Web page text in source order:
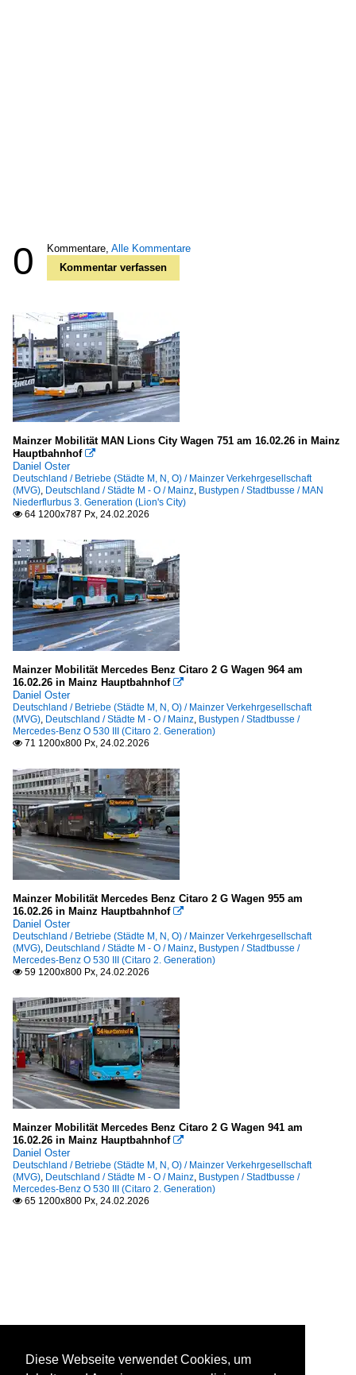
0 Kommentare, Alle Kommentare
Kommentar verfassen
Mainzer Mobilität MAN Lions City Wagen 751 am 16.02.26 in Mainz
Hauptbahnhof 
Daniel Oster
Deutschland / Betriebe (Städte M, N, O) / Mainzer Verkehrgesellschaft
(MVG), Deutschland / Städte M - O / Mainz, Bustypen / Stadtbusse / MAN
Niederflurbus 3. Generation (Lion's City)
 64 1200x787 Px, 24.02.2026
Mainzer Mobilität Mercedes Benz Citaro 2 G Wagen 964 am
16.02.26 in Mainz Hauptbahnhof 
Daniel Oster
Deutschland / Betriebe (Städte M, N, O) / Mainzer Verkehrgesellschaft
(MVG), Deutschland / Städte M - O / Mainz, Bustypen / Stadtbusse /
Mercedes-Benz O 530 III (Citaro 2. Generation)
 71 1200x800 Px, 24.02.2026
Mainzer Mobilität Mercedes Benz Citaro 2 G Wagen 955 am
16.02.26 in Mainz Hauptbahnhof 
Daniel Oster
Deutschland / Betriebe (Städte M, N, O) / Mainzer Verkehrgesellschaft
(MVG), Deutschland / Städte M - O / Mainz, Bustypen / Stadtbusse /
Mercedes-Benz O 530 III (Citaro 2. Generation)
 59 1200x800 Px, 24.02.2026
Mainzer Mobilität Mercedes Benz Citaro 2 G Wagen 941 am
16.02.26 in Mainz Hauptbahnhof 
Daniel Oster
Deutschland / Betriebe (Städte M, N, O) / Mainzer Verkehrgesellschaft
(MVG), Deutschland / Städte M - O / Mainz, Bustypen / Stadtbusse /
Mercedes-Benz O 530 III (Citaro 2. Generation)
 65 1200x800 Px, 24.02.2026
Diese Webseite verwendet Cookies, um